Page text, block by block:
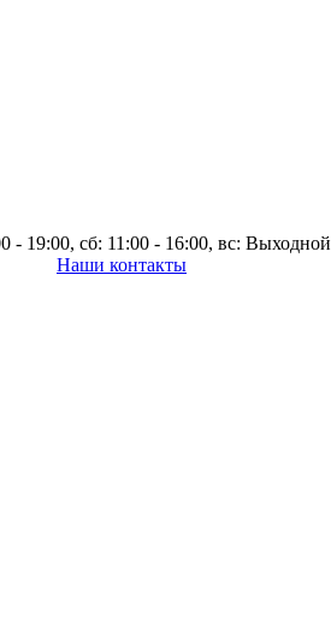
- 19:00, сб: 11:00 - 16:00, вс: Выходной
Наши контакты